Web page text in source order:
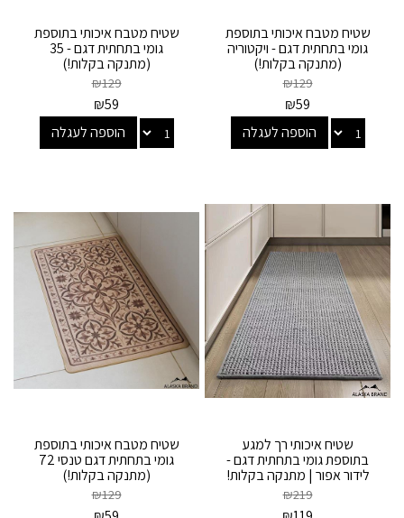
שטיח מטבח איכותי בתוספת
גומי בתחתית דגם - ויקטוריה
(מתנקה בקלות!)
₪129
₪59
הוספה לעגלה
שטיח מטבח איכותי בתוספת
גומי בתחתית דגם - 35
(מתנקה בקלות!)
₪129
₪59
הוספה לעגלה
שטיח איכותי רך למגע
בתוספת גומי בתחתית דגם -
לידור אפור | מתנקה בקלות!
אחרון!
₪219
שטיח מטבח איכותי בתוספת
גומי בתחתית דגם טנסי 72
(מתנקה בקלות!)
₪129